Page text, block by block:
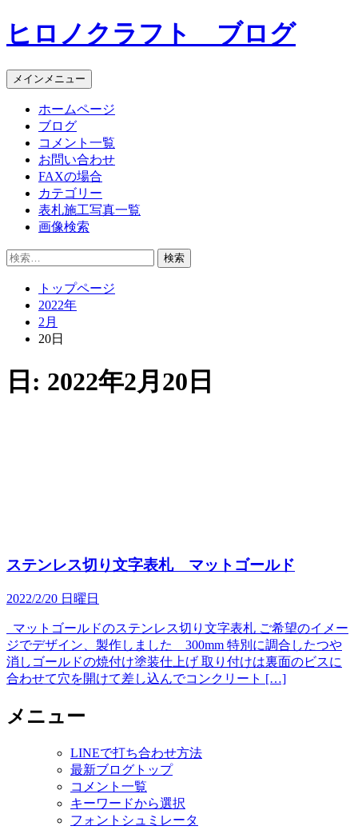
コ
ン
ン
ツ
ヒロノクラフト ブログ
メインメニュー
ホームページ
ブログ
コメント一覧
お問い合わせ
FAXの場合
カテゴリー
表札施工写真一覧
画像検索
検
トップページ
2022年
2月
20日
日: 2022年2月20日
ステンレス切り文字表札 マットゴールド
2022/2/20 日曜日
マットゴールドのステンレス切り文字表札 ご希望のイメー
ジでデザイン、製作しました 300mm 特別に調合したつや
消しゴールドの焼付け塗装仕上げ 取り付けは裏面のビスに
合わせて穴を開けて差し込んでコンクリート […]
メニュー
LINEで打ち合わせ方法
最新ブログトップ
コメント一覧
キーワードから選択
フォントシュミレータ